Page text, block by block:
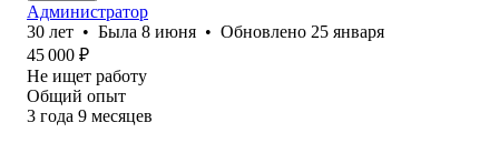
Администратор
30 лет • Была 8 июня • Обновлено 25 января
45 000 ₽
Не ищет работу
Общий опыт
3 года 9 месяцев